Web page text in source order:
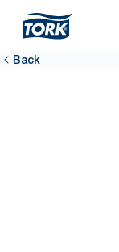
Back